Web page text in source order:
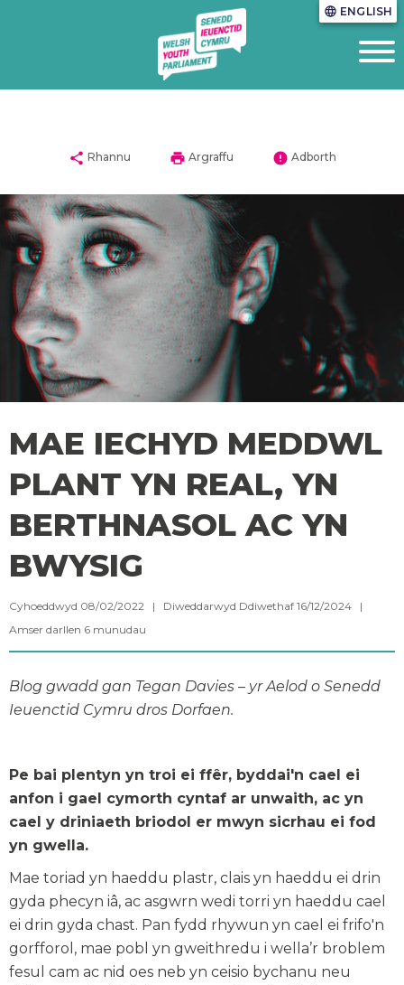
language ENGLISH
share Rhannu print Argraffu error Adborth
MAE IECHYD MEDDWL
PLANT YN REAL, YN
BERTHNASOL AC YN
BWYSIG
Cyhoeddwyd 08/02/2022 | Diweddarwyd Ddiwethaf 16/12/2024 |
Amser darllen 6 munudau
Blog gwadd gan Tegan Davies – yr Aelod o Senedd
Ieuenctid Cymru dros Dorfaen.
Pe bai plentyn yn troi ei ffêr, byddai'n cael ei
anfon i gael cymorth cyntaf ar unwaith, ac yn
cael y driniaeth briodol er mwyn sicrhau ei fod
yn gwella.
Mae toriad yn haeddu plastr, clais yn haeddu ei drin
gyda phecyn iâ, ac asgwrn wedi torri yn haeddu cael
ei drin gyda chast. Pan fydd rhywun yn cael ei frifo'n
gorfforol, mae pobl yn gweithredu i wella’r broblem
fesul cam ac nid oes neb yn ceisio bychanu neu